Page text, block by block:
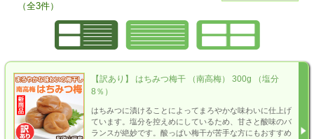
（全3件）
【訳あり】 はちみつ梅干 （南高梅） 300g （塩分
8％）
はちみつに漬けることによってまろやかな味わいに仕上げ
ています。塩分を控えめにしているため、甘さと酸味のバ
ランスが絶妙です。酸っぱい梅干が苦手な方にもおすすめ